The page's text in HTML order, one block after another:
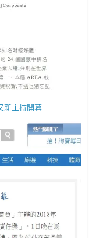
新主持開幕